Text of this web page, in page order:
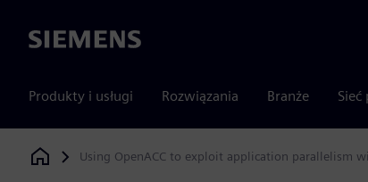
Siemens
Produkty i usługi Rozwiązania Branże Sieć
Siemens Digital Industries Software
Using OpenACC to exploit application parallelism